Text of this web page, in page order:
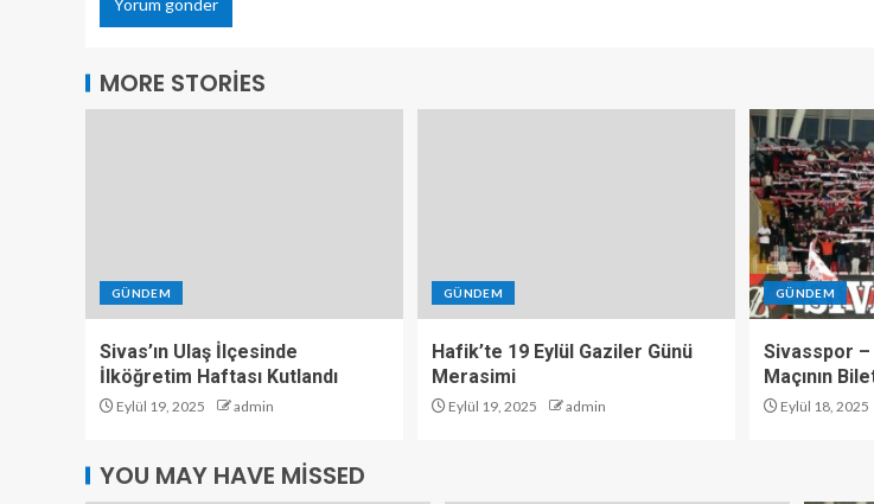
MORE STORIES
GÜNDEM
Sivas’ın Ulaş İlçesinde
İlköğretim Haftası Kutlandı
Eylül 19, 2025 admin
GÜNDEM
Hafik’te 19 Eylül Gaziler Günü
Merasimi
Eylül 19, 2025 admin
GÜNDEM
Sivasspor
Maçının
Eylül 18, 2025
YOU MAY HAVE MISSED